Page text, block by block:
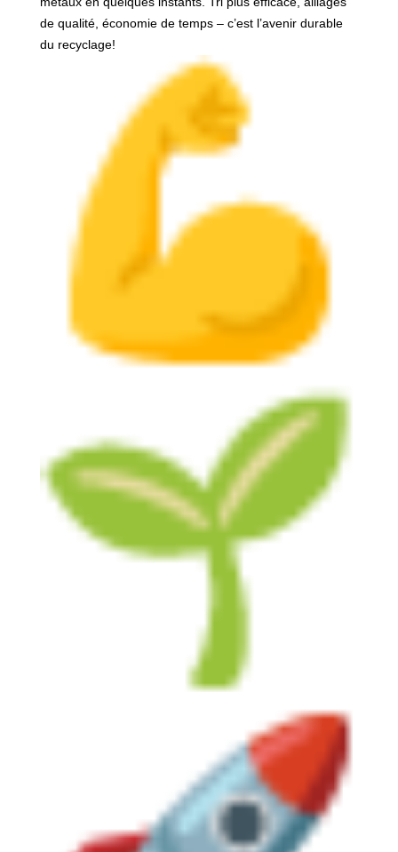
de qualité, économie de temps – c’est l’avenir durable
du recyclage!